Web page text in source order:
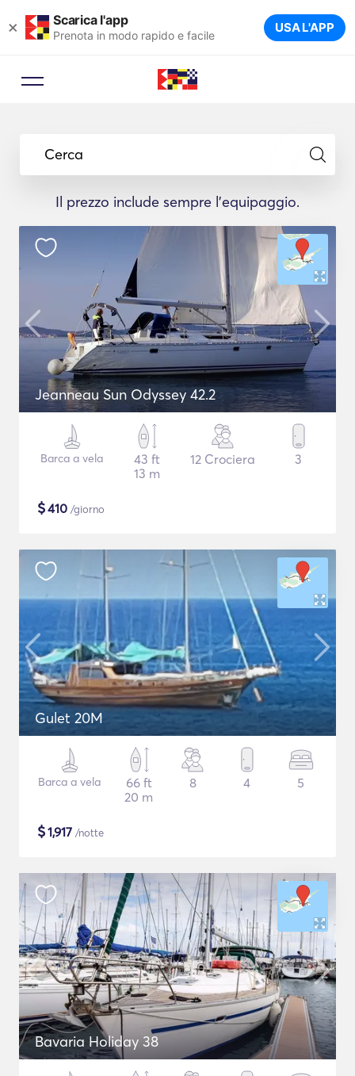
× Scarica l'app
Prenota in modo rapido e facile USA L'APP
Cerca
Il prezzo include sempre l'equipaggio.
Jeanneau Sun Odyssey 42.2
Barca a vela
43 ft
13 m
12 Crociera 3
$410 /giorno
Gulet 20M
Barca a vela
66 ft
20 m
8 4 5
$1,917 /notte
Bavaria Holiday 38